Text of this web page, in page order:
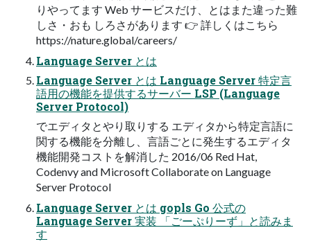
りやってます Web サービスだけ、とはまた違った難
しさ・おも しろさがあります 👉️ 詳しくはこちら
https://nature.global/careers/
Language Server とは
Language Server とは Language Server 特定言
語用の機能を提供するサーバー LSP (Language
Server Protocol)
でエディタとやり取りする エディタから特定言語に
関する機能を分離し、言語ごとに発生するエディタ
機能開発コストを解消した 2016/06 Red Hat,
Codenvy and Microsoft Collaborate on Language
Server Protocol
Language Server とは gopls Go 公式の
Language Server 実装 「ごーぷりーず」と読みま
す